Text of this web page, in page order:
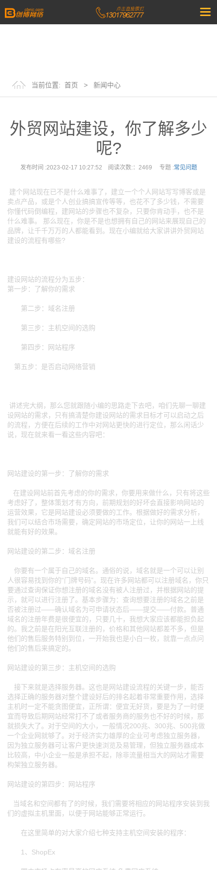
当前位置: 首页 > 新闻中心
外贸网站建设，你了解多少
呢?
发布时间 :2023-02-17 10:27:52 阅读次数:：2469 专题 :常见问题
建个网站现在已不是什么难事了，建立一个个人网站写写博客或是
卖点产品，或是个人创业搞搞宣传等等，也花不了多少钱，不需要
你懂代码倒编程，建网站的步骤也不复杂，只要你肯动手，也不是
什么难事。 那么现在，你是不是也想拥有自己的网站来展现自己的
品牌，让千千万万的人都能看到。现在小编就给大家讲讲外贸网站
建设的流程有哪些?
建设网站的流程分为五步：
第一步：了解你的需求
第二步：域名注册
第三步：主机空间的选购
第四步：网站程序
第五步：是否启动网络营销
讲述完大纲，那么您就跟随小编的思路走下去吧，咱们先聊一聊建
设网站的需求，只有搞清楚你建设网站的需求目标才可以启动之后
的流程，方便在后续的工作中对网站更快的进行定位，那么闲话少
说，现在就来看一看这些内容吧：
网站建设的第一步：了解你的需求
在建设网站前首先考虑的你的需求，你要用来做什么，只有将这些
考虑好了，整体策划才有方向，前期规划的好坏会直接影响网站的
运营效果，它是网站建设必须要做的工作。根据做好的需求分析，
我们可以结合市场需要，确定网站的市场定位，让你的网站一上线
就能有好的效果。
网站建设的第二步：域名注册
你要有一个属于自己的域名。通俗的说，域名就是一个可以让别
人很容易找到你的“门牌号码”。现在许多网站都可以注册域名，你只
要通过查询保证你想注册的域名没有被人注册过，并根据网站的提
示，就可以进行注册了。基本步骤为：查询想要注册的域名之前是
否被注册过——确认域名为可申请状态后——提交——付款。普通
域名的注册年费是很便宜的，只要几十，我想大家应该都能担负起
的。我之前是在阳光互联注册的，价格和其他网站都差不多，但是
他们的售后服务特别到位，一开始我也是小白一枚，就靠一点点问
他们的售后来搞定的。
网站建设的第三步：主机空间的选购
接下来就是选择服务器。这也是网站建设流程的关键一步，能否
选择正确的服务器对整个建设好后的排名起着非常重要作用，选择
主机时一定不能贪图便宜，正所谓：便宜无好货，要是为了一时便
宜而导致后期网站经常打不了或者服务商的服务也不好的时候，那
就损失大了。对于空间的大小，一般情况200兆、300兆、500兆做
一个企业网就够了。对于经济实力雄厚的企业可考虑独立服务器，
因为独立服务器可让客户更快速浏览及易管理，但独立服务器成本
比较高，中小企业一般是承担不起，除非流量相当大的网站才需要
构架独立服务器。
网站建设的第四步：网站程序
当域名和空间都有了的时候，我们需要将相应的网站程序安装到我
们的虚拟主机里面，以便于网站能够正常运行。
在这里简单的对大家介绍七种支持主机空间安装的程序：
1、ShopEx